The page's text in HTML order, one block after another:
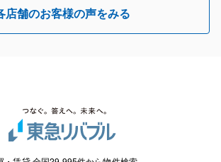
店舗のお客様の声をみる